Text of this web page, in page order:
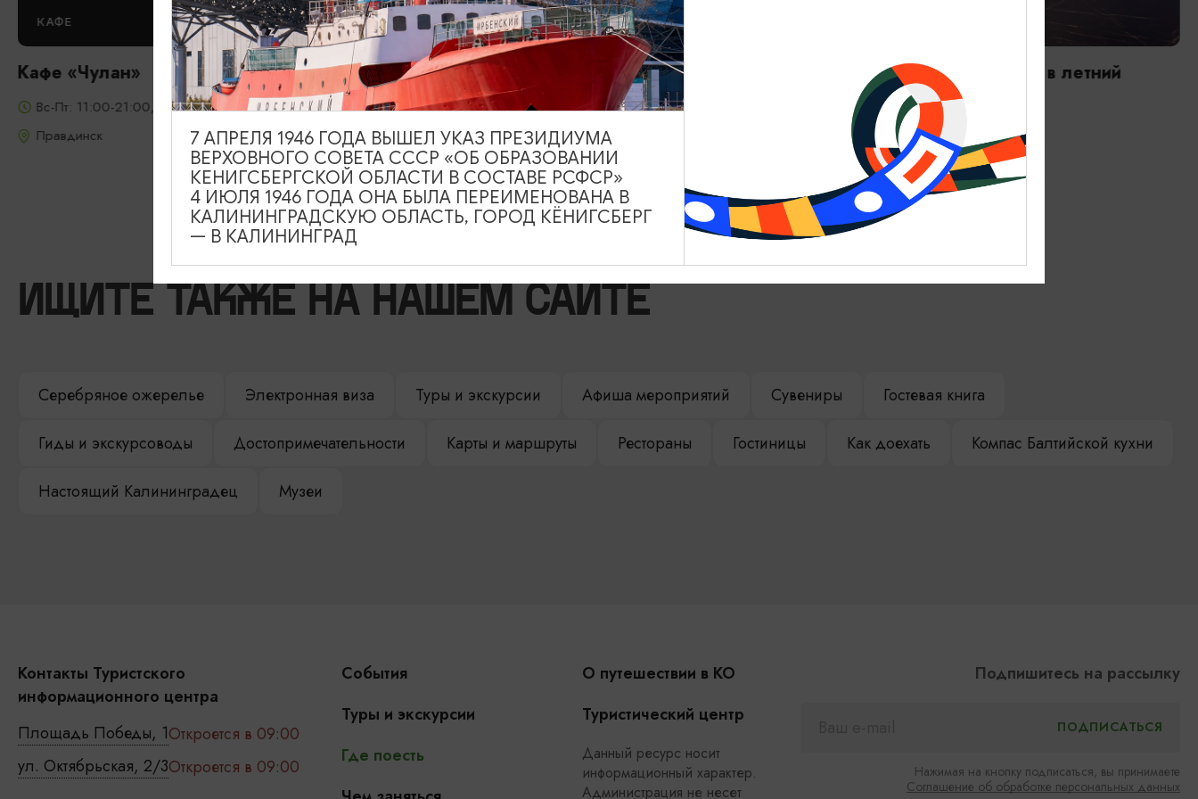
КАФЕ
Кафе «Чулан»
Вс-Пт: 11:00-21:00, Сб: 13:00-21:00
Правдинск
РЕСТОРАНЫ
Ресторан «Кочар»
Ежедневно с 10:00 до 23:00
Черняховск
Ла Луна/La Luna (работает в летний
период)
Ежедневно с 12:00 до 21:00
Зеленоградск
ИЩИТЕ ТАКЖЕ НА НАШЕМ САЙТЕ
Серебряное ожерелье Электронная виза Туры и экскурсии Афиша мероприятий Сувениры Гостевая книга
Гиды и экскурсоводы Достопримечательности Карты и маршруты Рестораны Гостиницы Как доехать Компас Балтийской кухни
Настоящий Калининградец Музеи
Контакты Туристского
информационного центра
Площадь Победы, 1Откроется в 09:00
ул. Октябрьская, 2/3Откроется в 09:00
События
Туры и экскурсии
Где поесть
О путешествии в КО
Туристический центр
Данный ресурс носит
информационный характер.
Администрация не несет
Подпишитесь на рассылку
Нажимая на кнопку подписаться, вы принимаете
Соглашение об обработке персональных данных
7 АПРЕЛЯ 1946 ГОДА ВЫШЕЛ УКАЗ ПРЕЗИДИУМА
ВЕРХОВНОГО СОВЕТА СССР «ОБ ОБРАЗОВАНИИ
КЕНИГСБЕРГСКОЙ ОБЛАСТИ В СОСТАВЕ РСФСР»
4 ИЮЛЯ 1946 ГОДА ОНА БЫЛА ПЕРЕИМЕНОВАНА В
КАЛИНИНГРАДСКУЮ ОБЛАСТЬ, ГОРОД КЁНИГСБЕРГ
— В КАЛИНИНГРАД